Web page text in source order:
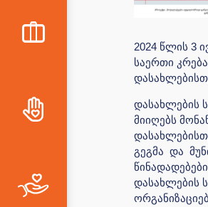
2024 წლის 3
საერთი
დასახლების
მიიღებს
გეგმა და
დასახლების